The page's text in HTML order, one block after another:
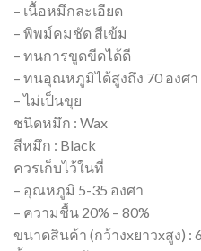
– เนื้อหมึกละเอียด
– พิพม์คมชัด สีเข้ม
– ทนการขูดขีดได้ดี
– ทนอุณหภูมิได้สูงถึง 70 องศา
– ไม่เป็นขุย
ชนิดหมึก : Wax
สีหมึก : Black
ควรเก็บไว้ในที่
– อุณหภูมิ 5-35 องศา
– ความชื้น 20% – 80%
ขนาดสินค้า (กว้างxยาวxสูง) :